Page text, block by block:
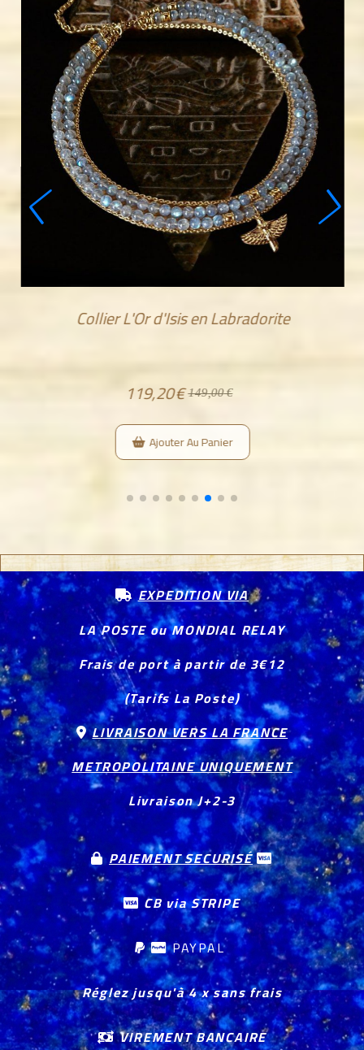
-20 %
Collier Ptah - Ankh Djed Ouas
33,60€ 42,00€
Ce trésor s'est enfouit dans les sables d'or
 EXPEDITION VIA
LA POSTE ou MONDIAL RELAY
Frais de port à partir de 3€12
(Tarifs La Poste)
LIVRAISON VERS LA FRANCE
METROPOLITAINE UNIQUEMENT
Livraison J+2-3
PAIEMENT SECURISÉ 
CB via STRIPE
PAYPAL
Réglez jusqu'à 4 x sans frais
VIREMENT BANCAIRE